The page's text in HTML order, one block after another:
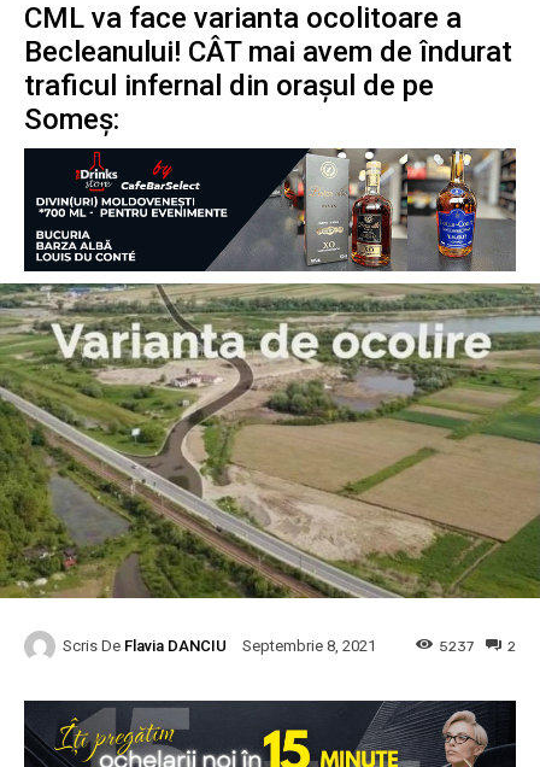
CML va face varianta ocolitoare a
Becleanului! CÂT mai avem de îndurat
traficul infernal din orașul de pe
Someș:
Scris De Flavia DANCIU Septembrie 8, 2021 2
5237